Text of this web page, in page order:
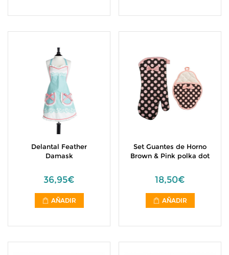
Delantal Feather
Damask
36,95€
AÑADIR
Set Guantes de Horno
Brown & Pink polka dot
18,50€
AÑADIR